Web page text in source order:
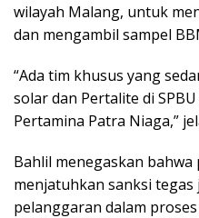
wilayah Malang, untuk
dan mengambil sampel
“Ada tim khusus yang
solar dan Pertalite di
Pertamina Patra Niaga,”
Bahlil menegaskan
menjatuhkan sanksi
pelanggaran dalam